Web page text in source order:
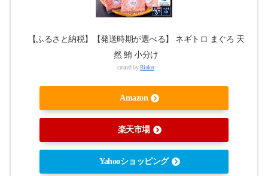
【ふるさと納税】【発送時期が選べる】 ネギトロ まぐろ 天
然 鮪 小分け
created byRinker
Amazon
楽天市場
Yahooショッピング